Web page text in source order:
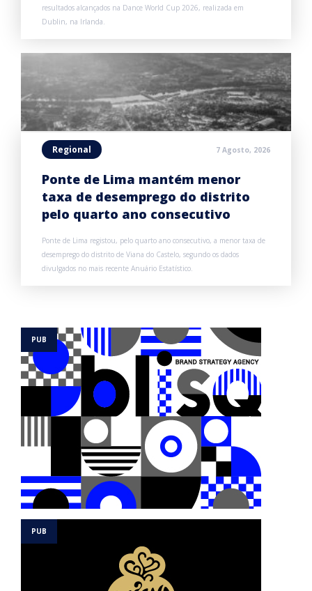
resultados alcançados na Dance World Cup 2026, realizada em
Dublin, na Irlanda.
Regional 7 Agosto, 2026
Ponte de Lima mantém menor
taxa de desemprego do distrito
pelo quarto ano consecutivo
Ponte de Lima registou, pelo quarto ano consecutivo, a menor taxa de
desemprego do distrito de Viana do Castelo, segundo os dados
divulgados no mais recente Anuário Estatístico.